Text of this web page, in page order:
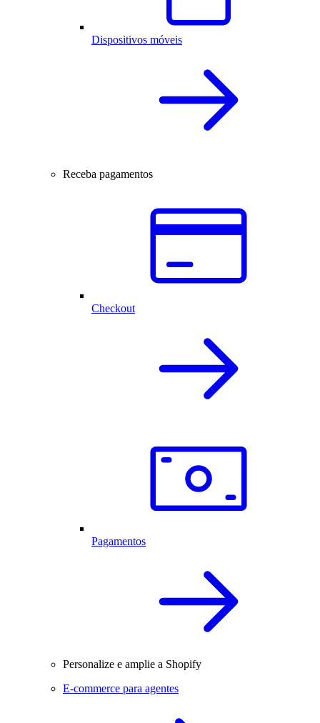
Dispositivos móveis
Receba pagamentos
Checkout
Pagamentos
Personalize e amplie a Shopify
E-commerce para agentes